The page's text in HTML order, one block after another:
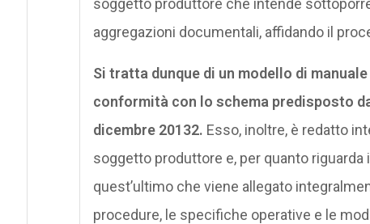
soggetto produttore che intende
aggregazioni documentali, affidando il
Si tratta dunque di un modello di
conformità con lo schema predisposto
dicembre 20132. Esso, inoltre, è redatto
soggetto produttore e, per quanto
quest’ultimo che viene allegato
procedure, le specifiche operative e le